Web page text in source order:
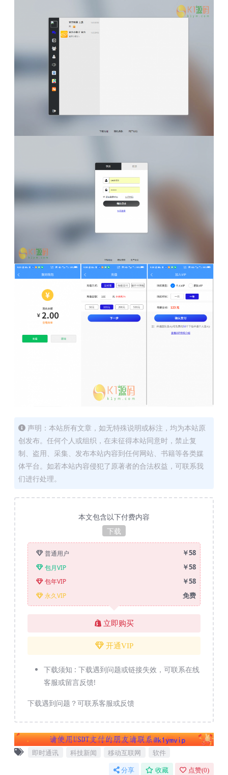
声明：本站所有文章，如无特殊说明或标注，均为本站原
创发布。任何个人或组织，在未征得本站同意时，禁止复
制、盗用、采集、发布本站内容到任何网站、书籍等各类媒
体平台。如若本站内容侵犯了原著者的合法权益，可联系我
们进行处理。
本文包含以下付费内容
下载
普通用户 ￥58
包月VIP ￥58
包年VIP ￥58
永久VIP 免费
立即购买
开通VIP
下载须知 : 下载遇到问题或链接失效，可联系在线
客服或留言反馈!
下载遇到问题？可联系客服或反馈
即时通讯 科技新闻 移动互联网 软件
分享 收藏 点赞(0)